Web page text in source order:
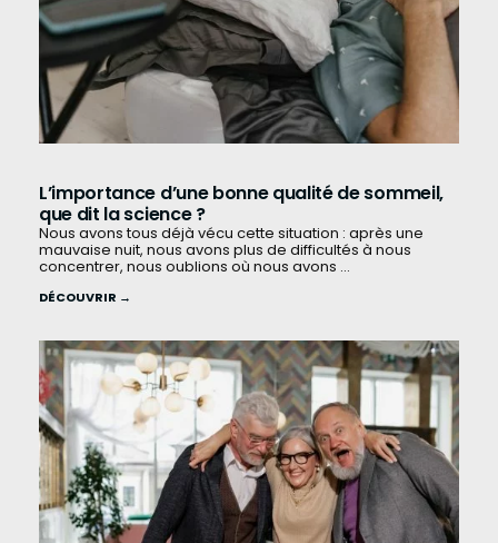
L’importance d’une bonne qualité de sommeil,
que dit la science ?
Nous avons tous déjà vécu cette situation : après une
mauvaise nuit, nous avons plus de difficultés à nous
concentrer, nous oublions où nous avons ...
DÉCOUVRIR →